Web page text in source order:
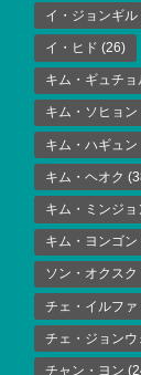
イ・ジョンギル
イ・ヒド (26)
キム・ギュチョ
キム・ソヒョン
キム・ハギュン
キム・ヘオク
キム・ミンジョ
キム・ヨンゴン
ソン・オクスク
チェ・イルファ
チェ・ジョンウ
チャン・ヨン